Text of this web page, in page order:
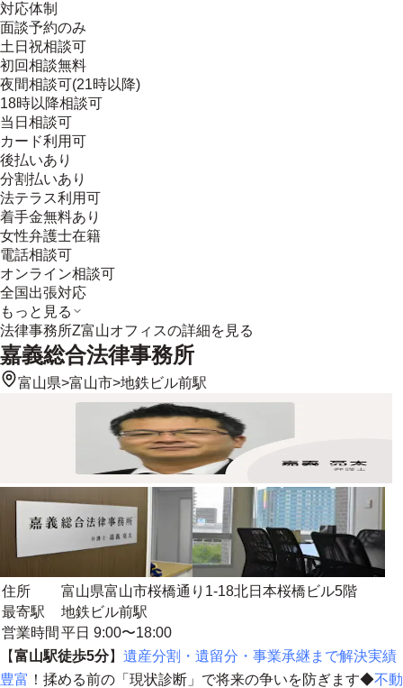
対応体制
面談予約のみ
土日祝相談可
初回相談無料
夜間相談可(21時以降)
18時以降相談可
当日相談可
カード利用可
後払いあり
分割払いあり
法テラス利用可
着手金無料あり
女性弁護士在籍
電話相談可
オンライン相談可
全国出張対応
もっと見る
法律事務所Z富山オフィスの詳細を見る
嘉義総合法律事務所
富山県>富山市>地鉄ビル前駅
住所
富山県富山市桜橋通り1-18北日本桜橋ビル5階
最寄駅
地鉄ビル前駅
営業時間 平日 9:00〜18:00
【富山駅徒歩5分】 遺産分割・遺留分・事業承継まで解決実績
豊富 ！揉める前の「現状診断」で将来の争いを防ぎます◆不動